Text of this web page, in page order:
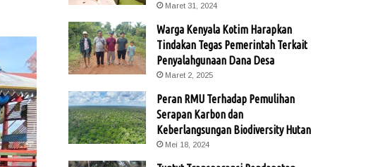
Maret 31, 2024
Warga Kenyala Kotim Harapkan
Tindakan Tegas Pemerintah Terkait
Penyalahgunaan Dana Desa
Maret 2, 2025
Peran RMU Terhadap Pemulihan
Serapan Karbon dan
Keberlangsungan Biodiversity Hutan
Mei 18, 2024